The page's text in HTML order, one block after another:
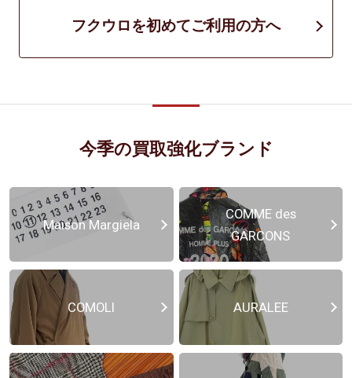
フクウロを初めてご利用の方へ
今季の買取強化ブランド
Maison Margiela
COMME des
GARCONS
COMOLI AURALEE